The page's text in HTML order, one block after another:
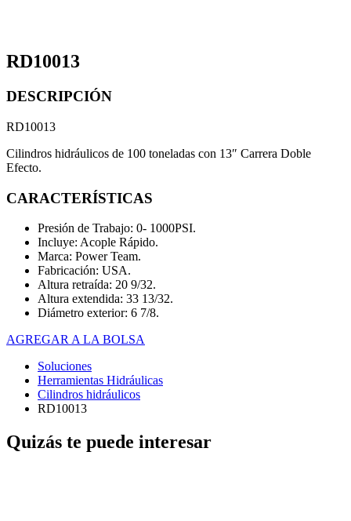
RD10013
DESCRIPCIÓN
RD10013
Cilindros hidráulicos de 100 toneladas con 13″ Carrera Doble
Efecto.
CARACTERÍSTICAS
Presión de Trabajo: 0- 1000PSI.
Incluye: Acople Rápido.
Marca: Power Team.
Fabricación: USA.
Altura retraída: 20 9/32.
Altura extendida: 33 13/32.
Diámetro exterior: 6 7/8.
AGREGAR A LA BOLSA
Soluciones
Herramientas Hidráulicas
Cilindros hidráulicos
RD10013
Quizás te puede interesar